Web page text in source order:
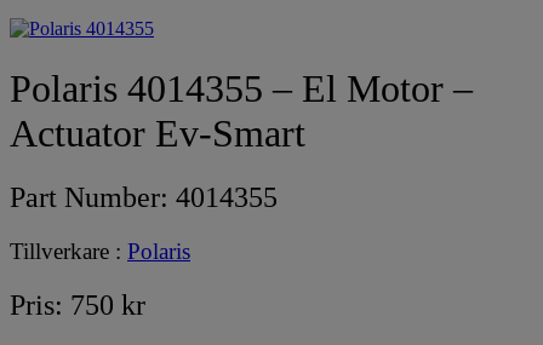
Polaris 4014355 – El Motor –
Actuator Ev-Smart
Part Number: 4014355
Tillverkare : Polaris
Pris: 750 kr